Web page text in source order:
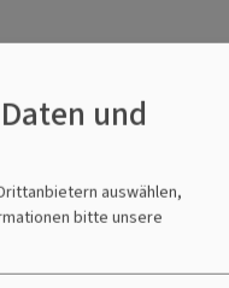
und
auswählen,
bitte unsere